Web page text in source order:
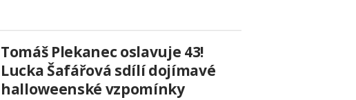
Tomáš Plekanec oslavuje 43!
Lucka Šafářová sdílí dojímavé
halloweenské vzpomínky